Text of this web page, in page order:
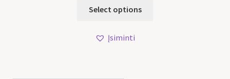
Select options
Įsiminti